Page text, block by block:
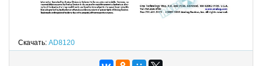
Скачать: AD8120